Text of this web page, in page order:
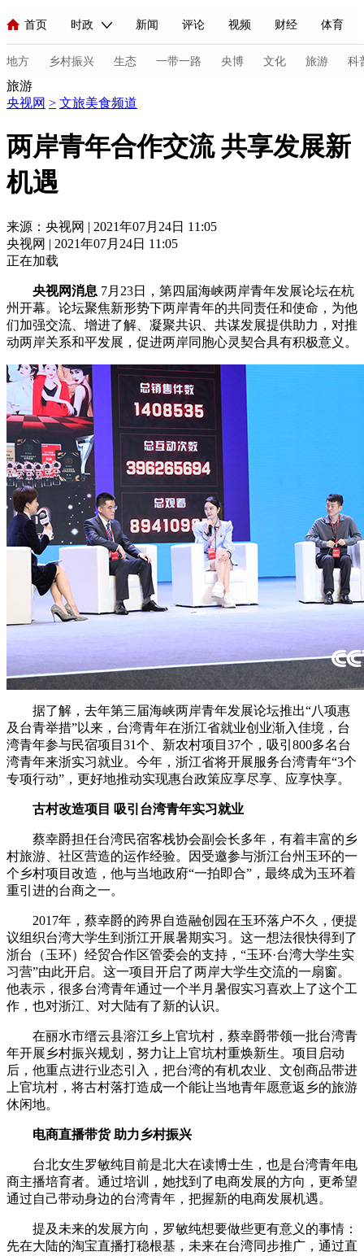
首页 时政 新闻 评论 视频 财经 体育
人民领袖习近平 联播+ 中国领导人 央视快评 习式妙语
直播 栏目大全 节目单 听音 微视频 主持人
海外频道 iPanda English Монгол
地方 乡村振兴 生态 一带一路 央博 文化 旅游 科
新闻
视频 小央视频
现场 前线 比划 快看 蓝海中国 新兵请入列
体育 直播 竞猜 2026年世界杯 2026年冬奥会
VIP会员 CCTV奥林匹克频道 生活体育大会 体育江湖
财经 教育 乡村振兴 生态环境
大国智造 大国展会 大国保险 云顶对话
CCTV.节目官网 直播 节目单 栏目 热播榜
旅游
央视网 > 文旅美食频道
两岸青年合作交流 共享发展新
机遇
来源：央视网 | 2021年07月24日 11:05
央视网 | 2021年07月24日 11:05
正在加载
央视网消息 7月23日，第四届海峡两岸青年发展论坛在杭
州开幕。论坛聚焦新形势下两岸青年的共同责任和使命，为他
们加强交流、增进了解、凝聚共识、共谋发展提供助力，对推
动两岸关系和平发展，促进两岸同胞心灵契合具有积极意义。
据了解，去年第三届海峡两岸青年发展论坛推出“八项惠
及台青举措”以来，台湾青年在浙江省就业创业渐入佳境，台
湾青年参与民宿项目31个、新农村项目37个，吸引800多名台
湾青年来浙实习就业。今年，浙江省将开展服务台湾青年“3个
专项行动”，更好地推动实现惠台政策应享尽享、应享快享。
古村改造项目 吸引台湾青年实习就业
蔡幸爵担任台湾民宿客栈协会副会长多年，有着丰富的乡
村旅游、社区营造的运作经验。因受邀参与浙江台州玉环的一
个乡村项目改造，他与当地政府“一拍即合”，最终成为玉环着
重引进的台商之一。
2017年，蔡幸爵的跨界自造融创园在玉环落户不久，便提
议组织台湾大学生到浙江开展暑期实习。这一想法很快得到了
浙台（玉环）经贸合作区管委会的支持，“玉环·台湾大学生实
习营”由此开启。这一项目开启了两岸大学生交流的一扇窗。
他表示，很多台湾青年通过一个半月暑假实习喜欢上了这个工
作，也对浙江、对大陆有了新的认识。
在丽水市缙云县溶江乡上官坑村，蔡幸爵带领一批台湾青
年开展乡村振兴规划，努力让上官坑村重焕新生。项目启动
后，他重点进行业态引入，把台湾的有机农业、文创商品带进
上官坑村，将古村落打造成一个能让当地青年愿意返乡的旅游
休闲地。
电商直播带货 助力乡村振兴
台北女生罗敏纯目前是北大在读博士生，也是台湾青年电
商主播培育者。通过培训，她找到了电商发展的方向，更希望
通过自己带动身边的台湾青年，把握新的电商发展机遇。
提及未来的发展方向，罗敏纯想要做些更有意义的事情：
先在大陆的淘宝直播打稳根基，未来在台湾同步推广，通过直